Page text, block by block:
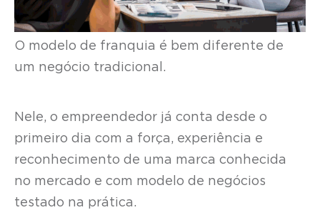
O modelo de franquia é bem diferente de
um negócio tradicional.
Nele, o empreendedor já conta desde o
primeiro dia com a força, experiência e
reconhecimento de uma marca conhecida
no mercado e com modelo de negócios
testado na prática.